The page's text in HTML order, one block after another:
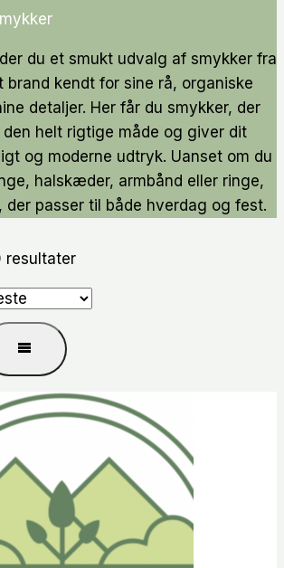
du et smukt udvalg af smykker fra
brand kendt for sine rå, organiske
detaljer. Her får du smykker, der
den helt rigtige måde og giver dit
og moderne udtryk. Uanset om du
halskæder, armbånd eller ringe,
der passer til både hverdag og fest.
resultaterSorteret
seneste